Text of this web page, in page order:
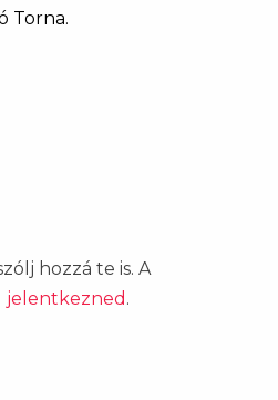
Torna.
hozzá te is. A
jelentkezned .